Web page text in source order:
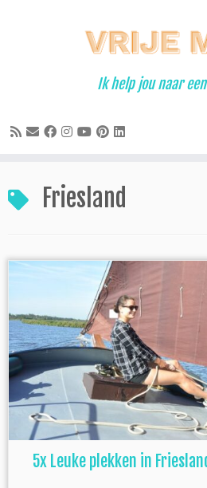
Ik help jou naar
Friesland
5x Leuke plekken in